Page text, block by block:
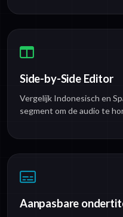
Side-by-Side Editor
Vergelijk Indonesisch en
segment om de audio te
Aanpasbare